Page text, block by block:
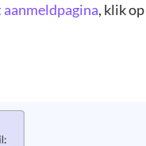
, klik op